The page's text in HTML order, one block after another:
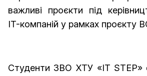
важливі проєкти під
IT-компаній у рамках проєкту
Студенти ЗВО ХТУ «IT STEP»